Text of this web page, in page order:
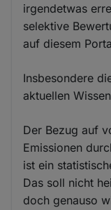
irgendetwas
selektive
auf diesem
Insbesondere
aktuellen
Der Bezug auf
Emissionen
ist ein
Das soll nicht
doch genauso